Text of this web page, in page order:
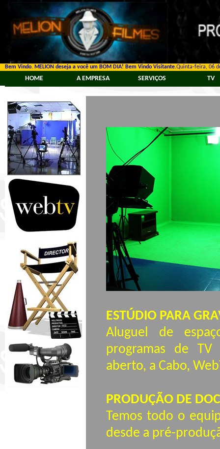
Bem Vindo. MELION deseja a você um BOM DIA! Bem Vindo Visitante.Quinta-feira, 06
HOME A EMPRESA SERVIÇOS TV
ESTÚDIO PARA
Aluguel de
programas de TV
aberto, a Cabo,
PRODUÇÃO DE
Temos todo o
desde a pré-